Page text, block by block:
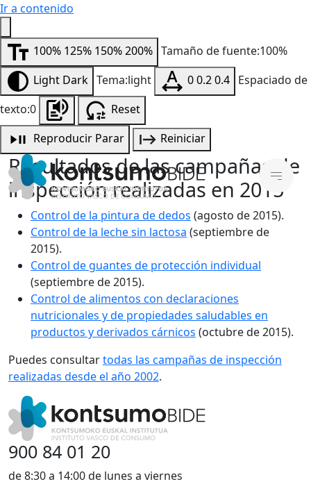
Ir a contenido
100% 125% 150%200% Tamaño de fuente:100%
Light Dark Tema:light 00.20.4 Espaciado de
texto:0
Reset
Reproducir Parar Reiniciar
Resultados de las campañas de
inspección realizadas en 2015
Control de la pintura de dedos (agosto de 2015).
Control de la leche sin lactosa (septiembre de
2015).
Control de guantes de protección individual
(septiembre de 2015).
Control de alimentos con declaraciones
nutricionales y de propiedades saludables en
productos y derivados cárnicos (octubre de 2015).
Puedes consultartodas las campañas de inspección
realizadas desde el año 2002.
900 84 01 20
de 8:30 a 14:00 de lunes a viernes